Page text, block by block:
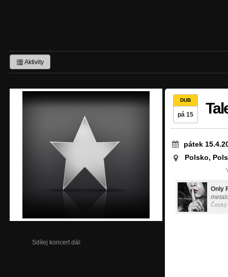
Aktivity
Sdílej koncert dál:
DUB
pá 15
pátek
Polsko,
Only
Český